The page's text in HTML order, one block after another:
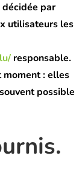
par
utilisateurs les
responsable.
moment : elles
possible